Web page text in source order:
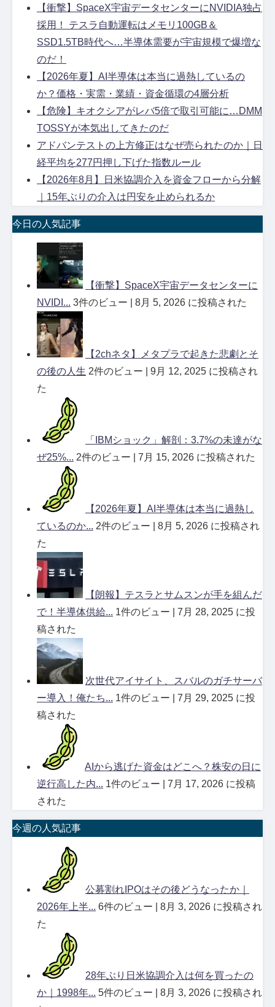
【衝撃】SpaceX宇宙データセンターにNVIDIA独占
採用！ テスラ自動運転はメモリ100GB＆
SSD1.5TB時代へ…半導体需要が宇宙規模で爆増な
のだ！
【2026年夏】AI半導体は本当に過熱しているの
か？価格・実需・業績・資金循環の4層分析
【危険】キオクシアがレバ5倍で取引可能に…DMM
TOSSYが本気出してきたのだ
アドバンテストの上方修正はなぜ売られたのか｜日
経平均を277円押し下げた指数ルール
【2026年8月】日米協調介入を資金フローから分解
｜15年ぶりの介入は円安を止められるか
今日の人気記事
【衝撃】SpaceX宇宙データセンターに
NVIDI... 3件のビュー 8月 5, 2026 に投稿された
【2chネタ】メタプラで起きた悲劇とそ
の後の人生 2件のビュー
9月 12, 2025 に投稿され
た
「IBMショック」解剖：3.7%の未達がな
ぜ25%... 2件のビュー 7月 15, 2026 に投稿された
【2026年夏】AI半導体は本当に過熱し
ているのか... 2件のビュー
8月 5, 2026 に投稿され
た
【朗報】テスラとサムスンが手を組んだ
で！半導体供給... 1件のビュー
7月 28, 2025 に投
稿された
次世代アイサイト、スバルのガチサーバ
ー導入！俺たち... 1件のビュー
7月 29, 2025 に投
稿された
AIから逃げた資金はどこへ？株安の日に
逆行高した内... 1件のビュー
7月 17, 2026 に投稿
された
今週の人気記事
公募割れIPOはその後どうなったか｜
2026年上半... 6件のビュー
8月 3, 2026 に投稿され
た
28年ぶり日米協調介入は何を買ったの
か｜1998年... 5件のビュー
8月 3, 2026 に投稿され